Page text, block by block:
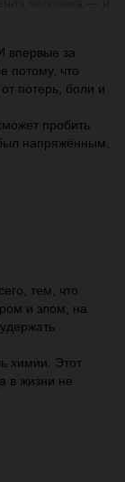
впервые за
потому, что
потерь, боли и
пробить
напряжённым,
тем, что
и злом, на
химии. Этот
в жизни не